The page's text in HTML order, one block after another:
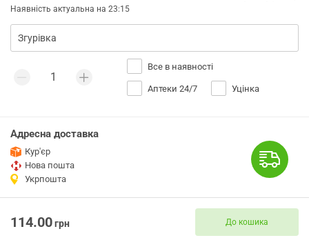
Наявність актуальна на 23:15
Все в наявності
Аптеки 24/7 Уцінка
Адресна доставка
Кур'єр
Нова пошта
Укрпошта
114.00грн До кошика